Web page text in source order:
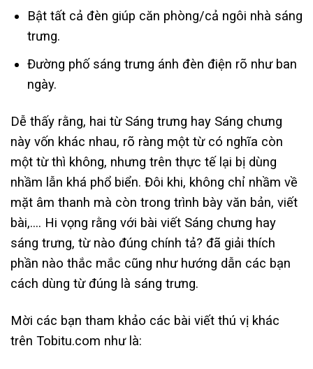
Bật tất cả đèn giúp căn phòng/cả ngôi nhà sáng
trưng.
Đường phố sáng trưng ánh đèn điện rõ như ban
ngày.
Dễ thấy rằng, hai từ Sáng trưng hay Sáng chưng
này vốn khác nhau, rõ ràng một từ có nghĩa còn
một từ thì không, nhưng trên thực tế lại bị dùng
nhầm lẫn khá phổ biển. Đôi khi, không chỉ nhầm về
mặt âm thanh mà còn trong trình bày văn bản, viết
bài,…. Hi vọng rằng với bài viết Sáng chưng hay
sáng trưng, từ nào đúng chính tả? đã giải thích
phần nào thắc mắc cũng như hướng dẫn các bạn
cách dùng từ đúng là sáng trưng.
Mời các bạn tham khảo các bài viết thú vị khác
trên Tobitu.com như là: